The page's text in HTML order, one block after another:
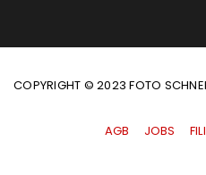
COPYRIGHT © 2023 FOTO
AGB JOBS